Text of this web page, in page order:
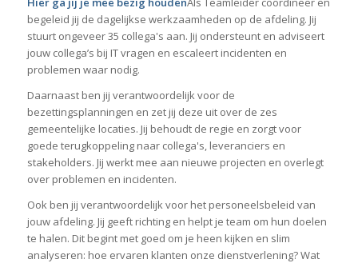
begeleid jij de dagelijkse werkzaamheden op de afdeling. Jij
stuurt ongeveer 35 collega's aan. Jij ondersteunt en adviseert
jouw collega’s bij IT vragen en escaleert incidenten en
problemen waar nodig.
Daarnaast ben jij verantwoordelijk voor de
bezettingsplanningen en zet jij deze uit over de zes
gemeentelijke locaties. Jij behoudt de regie en zorgt voor
goede terugkoppeling naar collega's, leveranciers en
stakeholders. Jij werkt mee aan nieuwe projecten en overlegt
over problemen en incidenten.
Ook ben jij verantwoordelijk voor het personeelsbeleid van
jouw afdeling. Jij geeft richting en helpt je team om hun doelen
te halen. Dit begint met goed om je heen kijken en slim
analyseren: hoe ervaren klanten onze dienstverlening? Wat